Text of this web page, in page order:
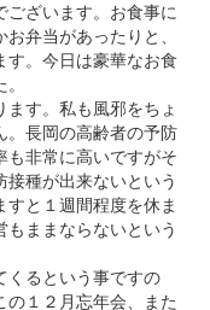
ございます。お食事に
弁当があったりと、
。今日は豪華なお食
す。私も風邪をちょ
。長岡の高齢者の予防
非常に高いですがそ
種が出来ないという
と１週間程度を休ま
ままならないという
くるという事ですの
１２月忘年会、また